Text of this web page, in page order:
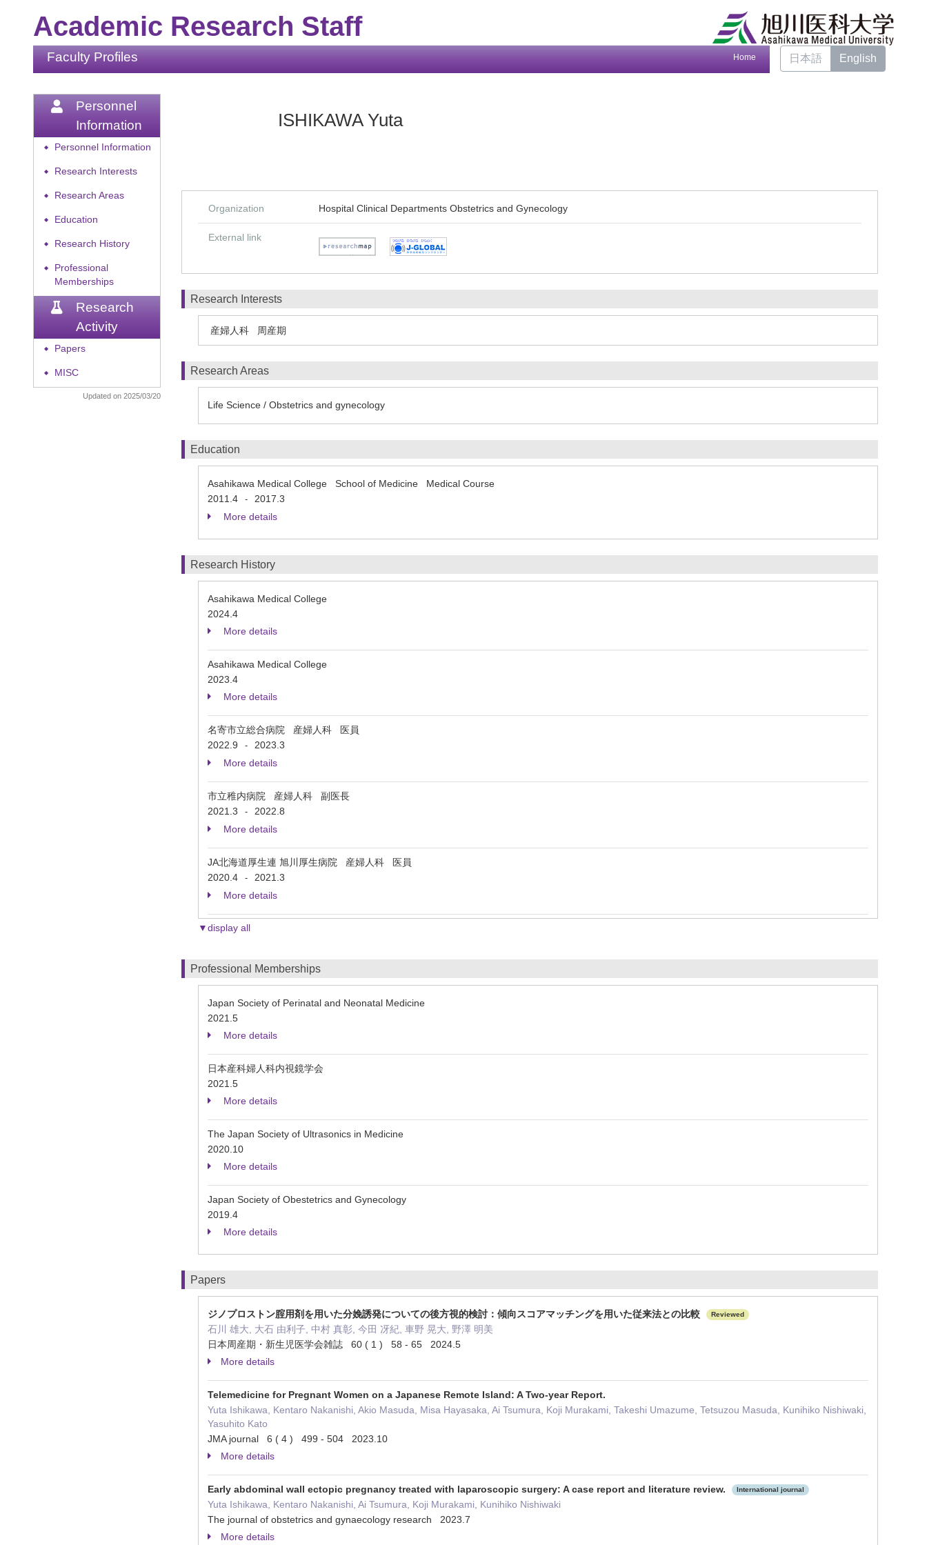
Academic Research Staff
Faculty Profiles Home 日本語 English
Personnel
Information
◆ Personnel Information
◆ Research Interests
◆ Research Areas
◆ Education
◆ Research History
◆
Professional
Memberships
Research
Activity
◆ Papers
◆ MISC
Updated on 2025/03/20
ISHIKAWA Yuta
Organization Hospital Clinical Departments Obstetrics and Gynecology
External link
Research Interests
産婦人科 周産期
Research Areas
Life Science / Obstetrics and gynecology
Education
Asahikawa Medical College School of Medicine Medical Course
2011.4
-
2017.3
More details
Research History
Asahikawa Medical College
2024.4
More details
Asahikawa Medical College
2023.4
More details
名寄市立総合病院 産婦人科 医員
2022.9
-
2023.3
More details
市立稚内病院 産婦人科 副医長
2021.3
-
2022.8
More details
JA北海道厚生連 旭川厚生病院 産婦人科 医員
2020.4
-
2021.3
More details
▼display all
Professional Memberships
Japan Society of Perinatal and Neonatal Medicine
2021.5
More details
日本産科婦人科内視鏡学会
2021.5
More details
The Japan Society of Ultrasonics in Medicine
2020.10
More details
Japan Society of Obestetrics and Gynecology
2019.4
More details
Papers
ジノプロストン腟用剤を用いた分娩誘発についての後方視的検討：傾向スコアマッチングを用いた従来法との比較 Reviewed
石川 雄大, 大石 由利子, 中村 真彰, 今田 冴紀, 車野 晃大, 野澤 明美
日本周産期・新生児医学会雑誌 60 ( 1 ) 58 - 65 2024.5
More details
Telemedicine for Pregnant Women on a Japanese Remote Island: A Two-year Report.
Yuta Ishikawa, Kentaro Nakanishi, Akio Masuda, Misa Hayasaka, Ai Tsumura, Koji Murakami, Takeshi Umazume, Tetsuzou Masuda, Kunihiko Nishiwaki,
Yasuhito Kato
JMA journal 6 ( 4 ) 499 - 504 2023.10
More details
Early abdominal wall ectopic pregnancy treated with laparoscopic surgery: A case report and literature review. International journal
Yuta Ishikawa, Kentaro Nakanishi, Ai Tsumura, Koji Murakami, Kunihiko Nishiwaki
The journal of obstetrics and gynaecology research 2023.7
More details